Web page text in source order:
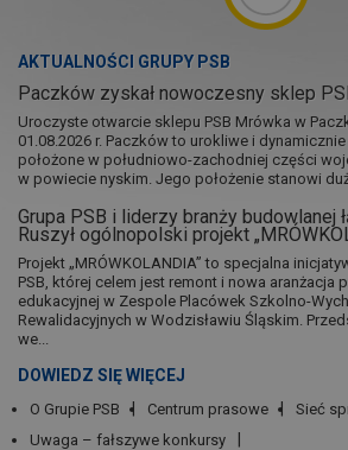
AKTUALNOŚCI GRUPY PSB
Paczków zyskał nowoczesny sklep
Uroczyste otwarcie sklepu PSB Mrówka w
01.08.2026 r. Paczków to urokliwe i
położone w południowo-zachodniej części
w powiecie nyskim. Jego położenie stanowi
Grupa PSB i liderzy branży budowlanej
Ruszył ogólnopolski projekt
Projekt „MRÓWKOLANDIA” to specjalna
PSB, której celem jest remont i nowa aranżacja
edukacyjnej w Zespole Placówek Szkolno-
Rewalidacyjnych w Wodzisławiu Śląskim.
we...
DOWIEDZ SIĘ WIĘCEJ
O Grupie PSB Centrum prasowe Sieć
Uwaga – fałszywe konkursy